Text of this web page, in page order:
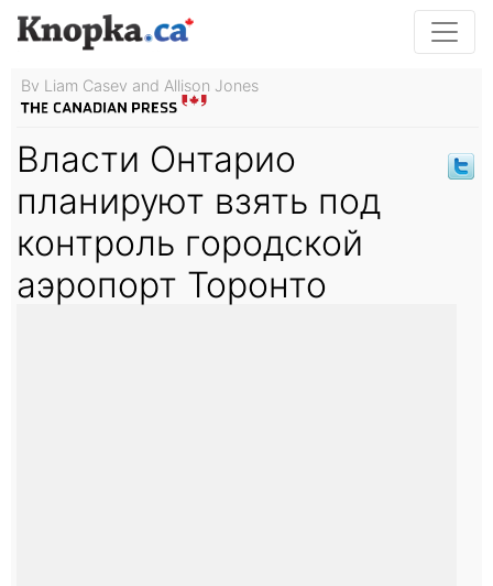
By Liam Casey and Allison Jones
Власти Онтарио
планируют взять под
контроль городской
аэропорт Торонто